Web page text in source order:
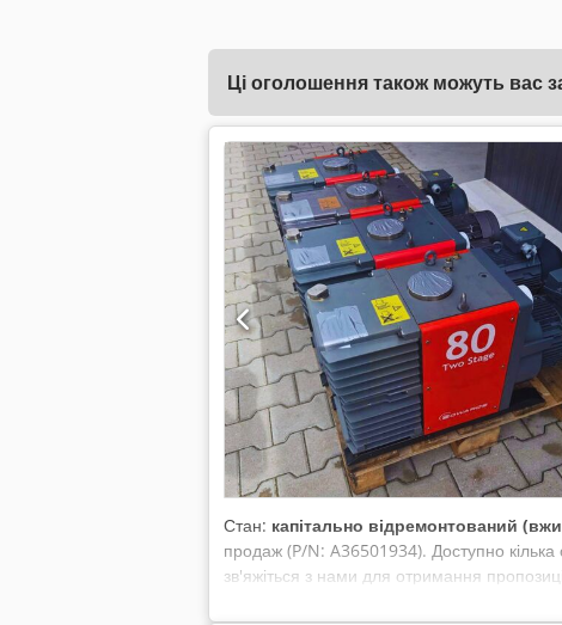
Ці оголошення також можуть вас
Стан: капітально відремонтований
продаж (P/N: A36501934). Доступно
зв'яжіться з нами для отримання
вагайтеся звертатися. Ми радо